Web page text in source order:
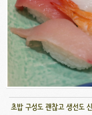
초밥 구성도 괜찮고 생선도